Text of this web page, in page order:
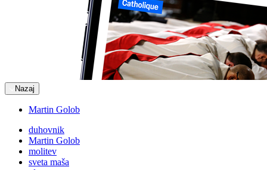
Nazaj
Martin Golob
duhovnik
Martin Golob
molitev
sveta maša